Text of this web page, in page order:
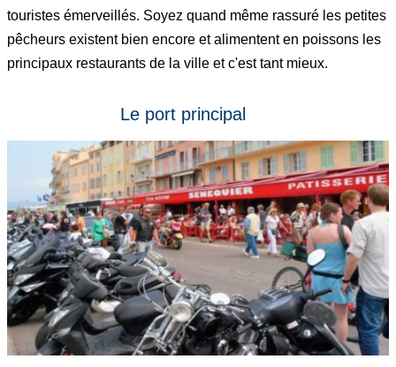
touristes émerveillés. Soyez quand même rassuré les petites
pêcheurs existent bien encore et alimentent en poissons les
principaux restaurants de la ville et c'est tant mieux.
Le port principal